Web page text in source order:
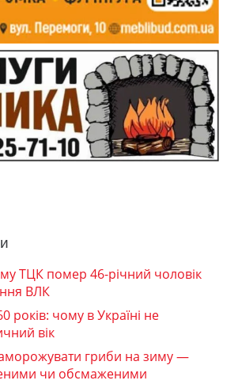
ТЦК помер 46-річний чоловік
ВЛК
років: чому в Україні не
вік
гриби на зиму —
чи обсмаженими